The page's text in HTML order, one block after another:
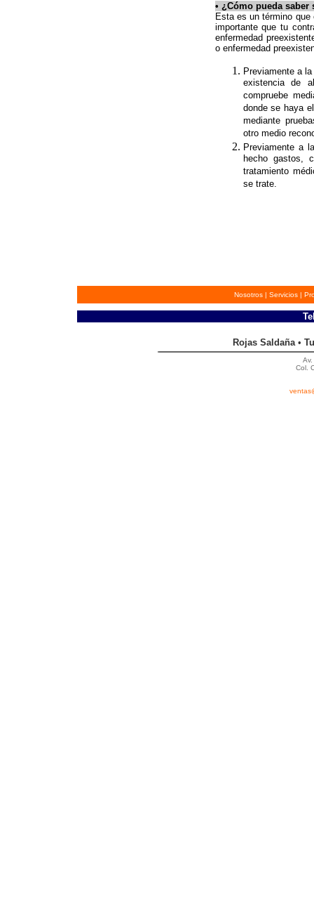
• ¿Cómo pueda saber
Esta es un término
importante que tu
enfermedad
o enfermedad
Previamente a
existencia de
compruebe
donde se haya
mediante
otro medio
Previamente a
hecho gastos,
tratamiento
se trate.
Nosotros | Servicios |
Rojas Saldaña •
Col.